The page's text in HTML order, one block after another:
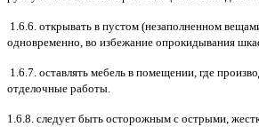
1.6.6. открывать в пустом (незаполненном
одновременно, во избежание опрокидывания
1.6.7. оставлять мебель в помещении, где
отделочные работы.
1.6.8. следует быть осторожным с острыми,